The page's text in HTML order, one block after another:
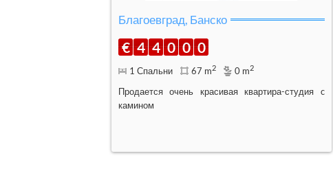
Благоевград, Банско
€ 4 4 0 0 0
1 Спальни 67 m2 0 m2
Продается очень красивая квартира-студия c
камином